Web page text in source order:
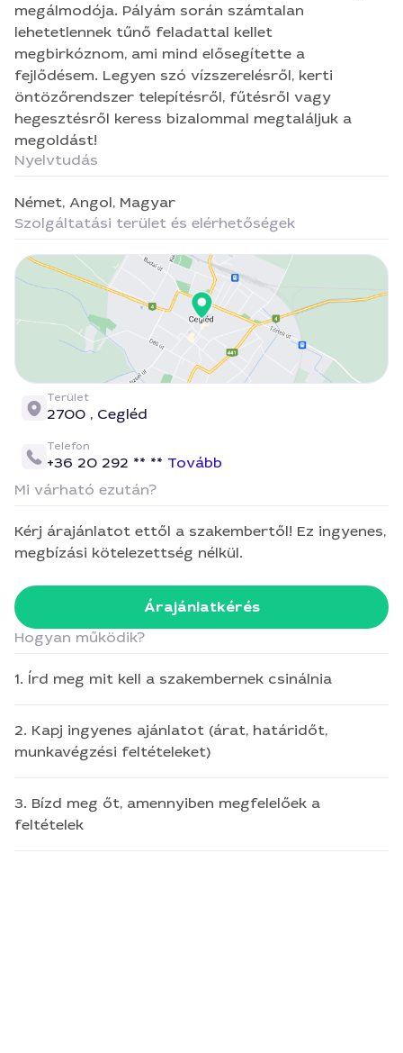
hegesztésről keress bizalommal megtaláljuk a
megoldást!
megálmodója. Pályám során számtalan
lehetetlennek tűnő feladattal kellet
megbirkóznom, ami mind elősegítette a
fejlődésem. Legyen szó vízszerelésről, kerti
öntözőrendszer telepítésről, fűtésről vagy
hegesztésről keress bizalommal megtaláljuk a
megoldást!
Nyelvtudás
Német, Angol, Magyar
Szolgáltatási terület és elérhetőségek
Terület
2700 , Cegléd
Telefon
+36 20 292 ** ** Tovább
Mi várható ezután?
Kérj árajánlatot ettől a szakembertől! Ez ingyenes,
megbízási kötelezettség nélkül.
Árajánlatkérés
Hogyan működik?
1. Írd meg mit kell a szakembernek csinálnia
2. Kapj ingyenes ajánlatot (árat, határidőt,
munkavégzési feltételeket)
3. Bízd meg őt, amennyiben megfelelőek a
feltételek